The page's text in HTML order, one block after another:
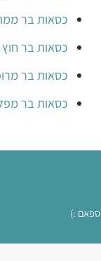
כסאות בר
כסאות בר חוץ
כסאות בר
כסאות בר
ספאם :)